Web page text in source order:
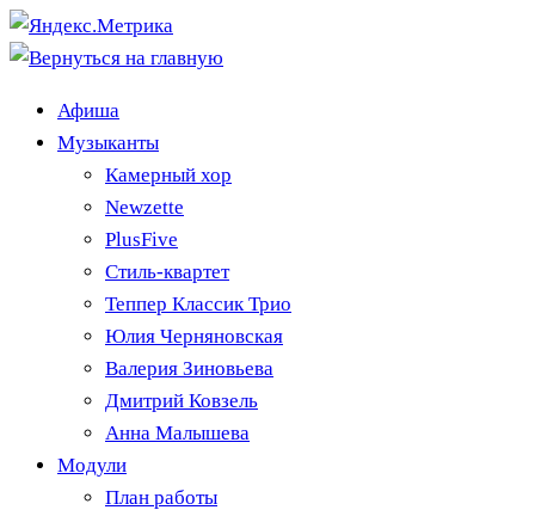
Афиша
Музыканты
Камерный хор
Newzette
PlusFive
Стиль-квартет
Теппер Классик Трио
Юлия Черняновская
Валерия Зиновьева
Дмитрий Ковзель
Анна Малышева
Модули
План работы